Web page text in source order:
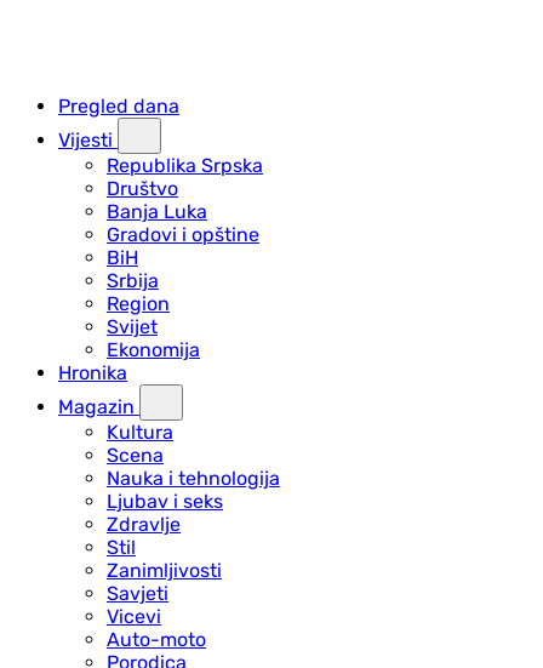
Pregled dana
Vijesti
Republika Srpska
Društvo
Banja Luka
Gradovi i opštine
BiH
Srbija
Region
Svijet
Ekonomija
Hronika
Magazin
Kultura
Scena
Nauka i tehnologija
Ljubav i seks
Zdravlje
Stil
Zanimljivosti
Savjeti
Vicevi
Auto-moto
Porodica